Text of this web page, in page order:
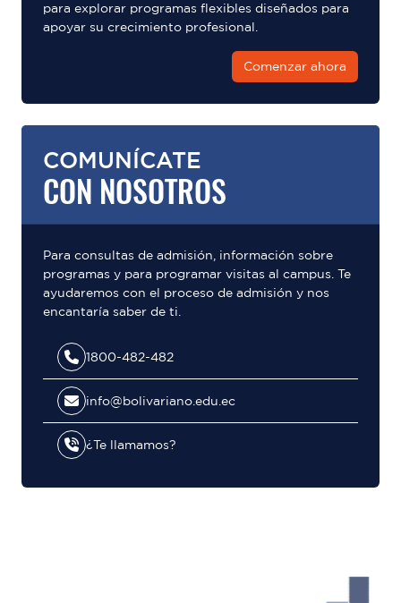
para explorar programas flexibles diseñados para
apoyar su crecimiento profesional.
Comenzar ahora
COMUNÍCATE
CON NOSOTROS
Para consultas de admisión, información sobre
programas y para programar visitas al campus. Te
ayudaremos con el proceso de admisión y nos
encantaría saber de ti.
1800-482-482
info@bolivariano.edu.ec
¿Te llamamos?